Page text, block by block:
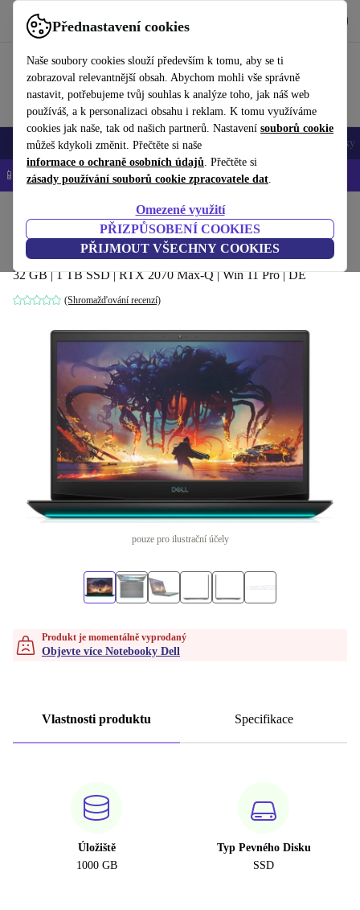
Přednastavení cookies
Naše soubory cookies slouží především k tomu, aby se ti
zobrazoval relevantnější obsah. Abychom mohli vše správně
nastavit, potřebujeme tvůj souhlas k analýze toho, jak náš web
používáš, a k personalizaci obsahu i reklam. K tomu využíváme
cookies jak naše, tak od našich partnerů. Nastavení souborů cookie
můžeš kdykoli změnit. Přečtěte si naše
informace o ochraně osobních údajů. Přečtěte si
zásady používání souborů cookie zpracovatele dat.
Omezené využití
PŘIZPŮSOBENÍ COOKIES
PŘIJMOUT VŠECHNY COOKIES
Používejte refurbed rychle a snadno
Mobily a smartphony Notebooky Tablety Doplňky
📱 -5 % NAVÍC na všechny iPhony – kód: IPHONEDEAL-
Notebooky Notebooky Dell
Dell G5 15 5500 | i7-10750H | 15.6"
32 GB | 1 TB SSD | RTX 2070 Max-Q | Win 11 Pro | DE
(Shromažďování recenzí)
pouze pro ilustrační účely
Produkt je momentálně vyprodaný
Objevte více Notebooky Dell
Vlastnosti produktu Specifikace
Úložiště
1000 GB
Typ Pevného Disku
SSD